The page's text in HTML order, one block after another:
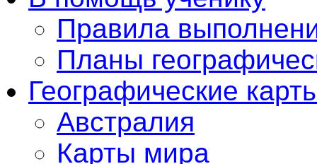
Правила
Планы
Географические
Австралия
Карты мира